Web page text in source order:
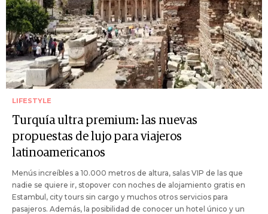
LIFESTYLE
Turquía ultra premium: las nuevas
propuestas de lujo para viajeros
latinoamericanos
Menús increíbles a 10.000 metros de altura, salas VIP de las que
nadie se quiere ir, stopover con noches de alojamiento gratis en
Estambul, city tours sin cargo y muchos otros servicios para
pasajeros. Además, la posibilidad de conocer un hotel único y un